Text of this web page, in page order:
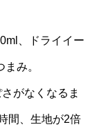
、ドライイー
み。
がなくなるま
間、生地が2倍